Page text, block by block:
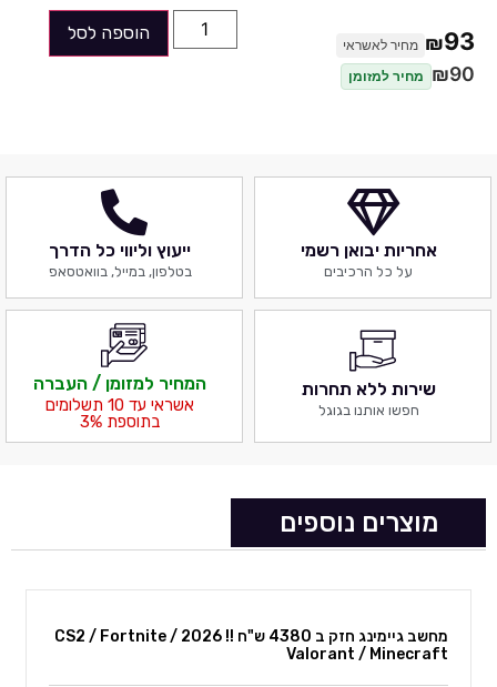
₪93 מחיר לאשראי
₪90 מחיר למזומן
הוספה לסל
אחריות יבואן רשמי
על כל הרכיבים
ייעוץ וליווי כל הדרך
בטלפון, במייל, בוואטסאפ
שירות ללא תחרות
חפשו אותנו בגוגל
המחיר למזומן / העברה
אשראי עד 10 תשלומים
בתוספת 3%
מוצרים נוספים
מחשב גיימינג חזק ב 4380 ש"ח !! 2026 CS2 / Fortnite /
מחשב גיימינג 7800X3D + 9070XT 8.5K July 2026